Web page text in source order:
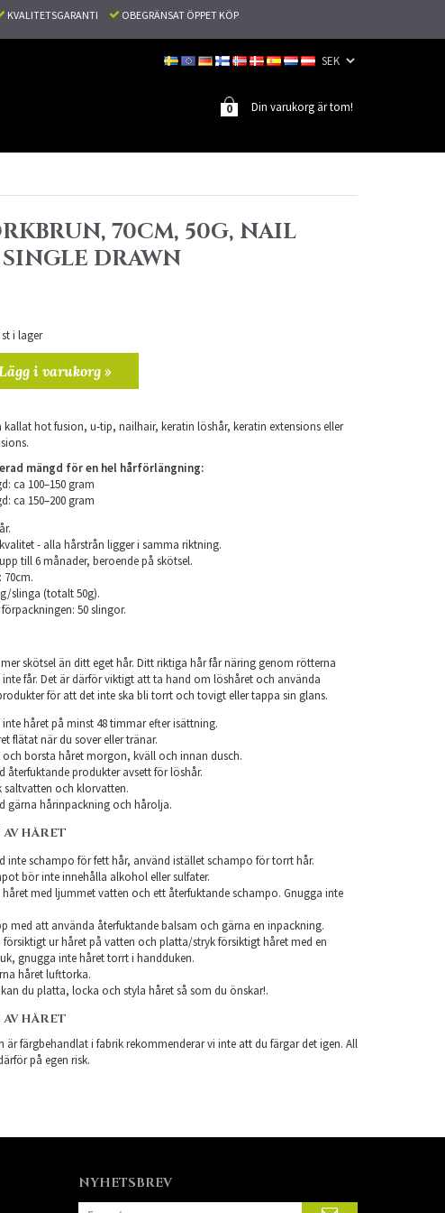
KVALITETSGARANTI OBEGRÄNSAT ÖPPET KÖP
Din varukorg är tom!
0
70CM, 50G, NAIL
DRAWN
i lager
Lägg i varukorg »
kallat hot fusion, u-tip, nailhair, keratin löshår, keratin extensions eller
mängd för en hel hårförlängning:
ca 100–150 gram
ca 150–200 gram
- alla hårstrån ligger i samma riktning.
till 6 månader, beroende på skötsel.
70cm.
slinga (totalt 50g).
50 slingor.
skötsel än ditt eget hår. Ditt riktiga hår får näring genom rötterna
får. Det är därför viktigt att ta hand om löshåret och använda
för att det inte ska bli torrt och tovigt eller tappa sin glans.
håret på minst 48 timmar efter isättning.
flätat när du sover eller tränar.
och borsta håret morgon, kväll och innan dusch.
återfuktande produkter avsett för löshår.
saltvatten och klorvatten.
gärna hårinpackning och hårolja.
HÅRET
inte schampo för fett hår, använd istället schampo för torrt hår.
bör inte innehålla alkohol eller sulfater.
med ljummet vatten och ett återfuktande schampo. Gnugga inte
med att använda återfuktande balsam och gärna en inpackning.
försiktigt ur håret på vatten och platta/stryk försiktigt håret med en
gnugga inte håret torrt i handduken.
håret lufttorka.
kan du platta, locka och styla håret så som du önskar!.
HÅRET
är färgbehandlat i fabrik rekommenderar vi inte att du färgar det igen. All
på egen risk.
NYHETSBREV